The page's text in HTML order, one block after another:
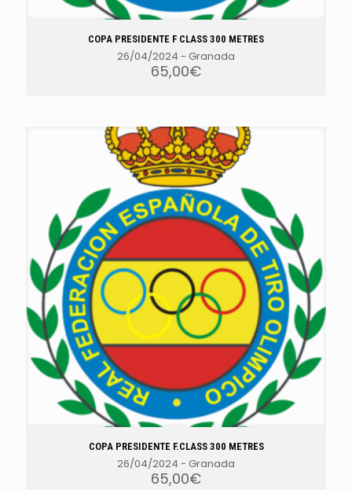
COPA PRESIDENTE F CLASS 300 METRES
26/04/2024 - Granada
65,00€
COPA PRESIDENTE F.CLASS 300 METRES
26/04/2024 - Granada
65,00€